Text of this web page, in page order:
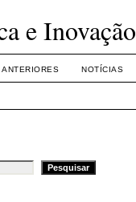
e Inovação
ANTERIORES NOTÍCIAS